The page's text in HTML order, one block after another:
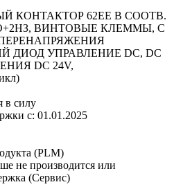
КОНТАКТОР 62EE В СООТВ.
ВИНТОВЫЕ КЛЕММЫ, С
УПРАВЛЕНИЕ DC, DC
DC 24V,
в силу
с: 01.01.2025
(PLM)
не производится или
(Сервис)